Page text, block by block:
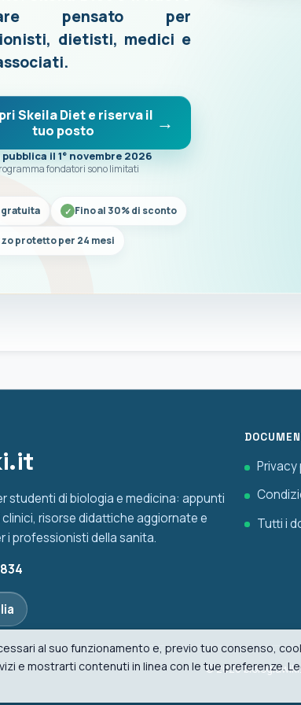
pensato per
dietisti, medici e
Skeila Diet e riserva il
tuo posto
il 1° novembre 2026
fondatori sono limitati
gratuita Fino al 30% di sconto
protetto per 24 mesi
studenti di biologia e medicina: appunti
risorse didattiche aggiornate e
i professionisti della sanita.
Privacy
Tutti i
© 2026
al suo funzionamento e, previo tuo consenso,
e mostrarti contenuti in linea con le tue preferenze.